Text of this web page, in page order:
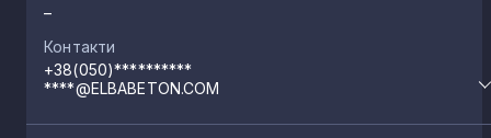
Комишани
1
–
Контакти
+38(050)**********
****@ELBABETON.COM